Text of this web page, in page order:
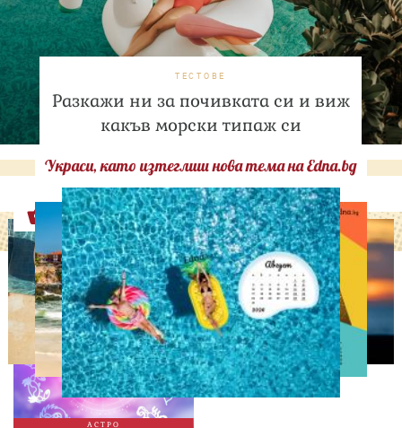
ТЕСТОВЕ
Разкажи ни за почивката си и виж
какъв морски типаж си
Украси, като изтеглиш нова тема на Edna.bg
Оферти
АСТРО
АСТРОЛОГИЯ
Дневен хороскоп за 7
август, петък